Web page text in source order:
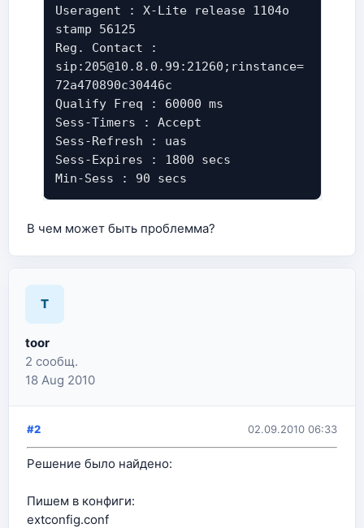
Useragent : X-Lite release 1104o
stamp 56125
Reg. Contact :
sip:205@10.8.0.99:21260;rinstance=
72a470890c30446c
Qualify Freq : 60000 ms
Sess-Timers : Accept
Sess-Refresh : uas
Sess-Expires : 1800 secs
Min-Sess : 90 secs
В чем может быть проблемма?
T
toor
2 сообщ.
18 Aug 2010
#2 02.09.2010 06:33
Решение было найдено:
Пишем в конфиги:
extconfig.conf